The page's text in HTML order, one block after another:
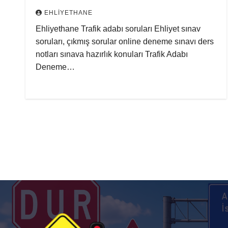
EHLIYETHANE
Ehliyethane Trafik adabı soruları Ehliyet sınav
soruları, çıkmış sorular online deneme sınavı ders
notları sınava hazırlık konuları Trafik Adabı
Deneme…